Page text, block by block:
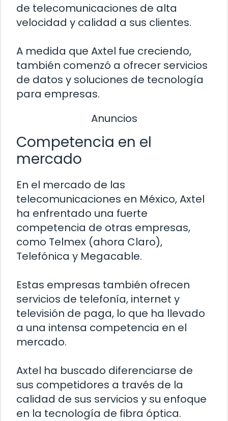
de telecomunicaciones de alta
velocidad y calidad a sus clientes.
A medida que Axtel fue creciendo,
también comenzó a ofrecer servicios
de datos y soluciones de tecnología
para empresas.
Anuncios
Competencia en el
mercado
En el mercado de las
telecomunicaciones en México, Axtel
ha enfrentado una fuerte
competencia de otras empresas,
como Telmex (ahora Claro),
Telefónica y Megacable.
Estas empresas también ofrecen
servicios de telefonía, internet y
televisión de paga, lo que ha llevado
a una intensa competencia en el
mercado.
Axtel ha buscado diferenciarse de
sus competidores a través de la
calidad de sus servicios y su enfoque
en la tecnología de fibra óptica.